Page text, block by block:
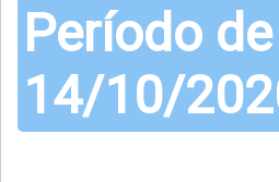
Período
14/10/